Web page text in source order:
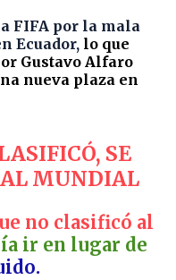
FIFA por la mala
Ecuador, lo que
Gustavo Alfaro
nueva plaza en
SE
MUNDIAL
no clasificó al
ir en lugar de